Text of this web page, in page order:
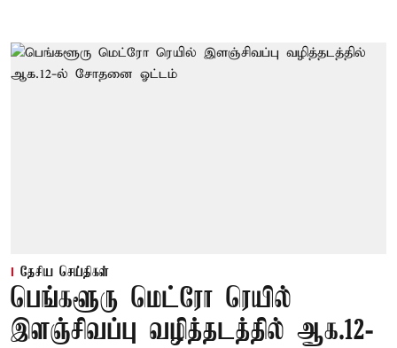
தேசிய செய்திகள்
பெங்களூரு மெட்ரோ ரெயில்
இளஞ்சிவப்பு வழித்தடத்தில் ஆக.12-